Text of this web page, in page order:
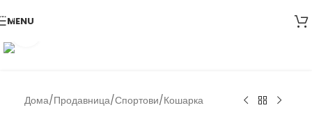
Skip to navigation
Skip to main content
MENU
Дома/Продавница/Спортови/Кошарка